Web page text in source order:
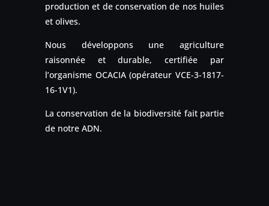
production et de conservation de nos huiles
et olives.
Nous développons une agriculture
raisonnée et durable, certifiée par
l’organisme OCACIA (opérateur VCE-3-1817-
16-1V1).
La conservation de la biodiversité fait partie
de notre ADN.